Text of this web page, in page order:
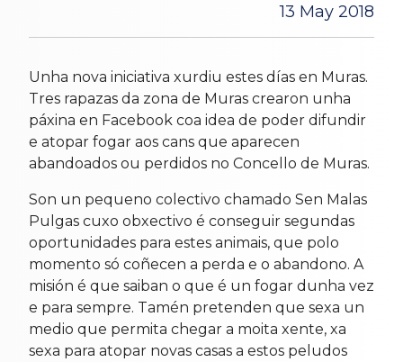
13 May 2018
Unha nova iniciativa xurdiu estes días en Muras.
Tres rapazas da zona de Muras crearon unha
páxina en Facebook coa idea de poder difundir
e atopar fogar aos cans que aparecen
abandoados ou perdidos no Concello de Muras.
Son un pequeno colectivo chamado Sen Malas
Pulgas cuxo obxectivo é conseguir segundas
oportunidades para estes animais, que polo
momento só coñecen a perda e o abandono. A
misión é que saiban o que é un fogar dunha vez
e para sempre. Tamén pretenden que sexa un
medio que permita chegar a moita xente, xa
sexa para atopar novas casas a estos pe ludos